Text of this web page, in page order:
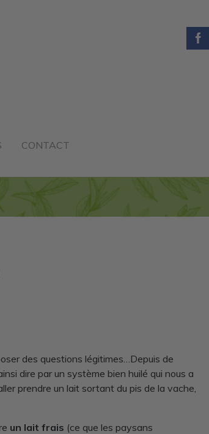
CONTACT
des questions légitimes…Depuis de
dire par un système bien huilé qui nous a
prendre un lait sortant du pis de la vache,
un lait frais (ce que les paysans